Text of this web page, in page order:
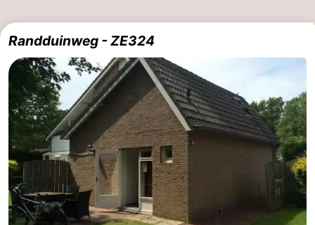
Randduinweg - ZE324